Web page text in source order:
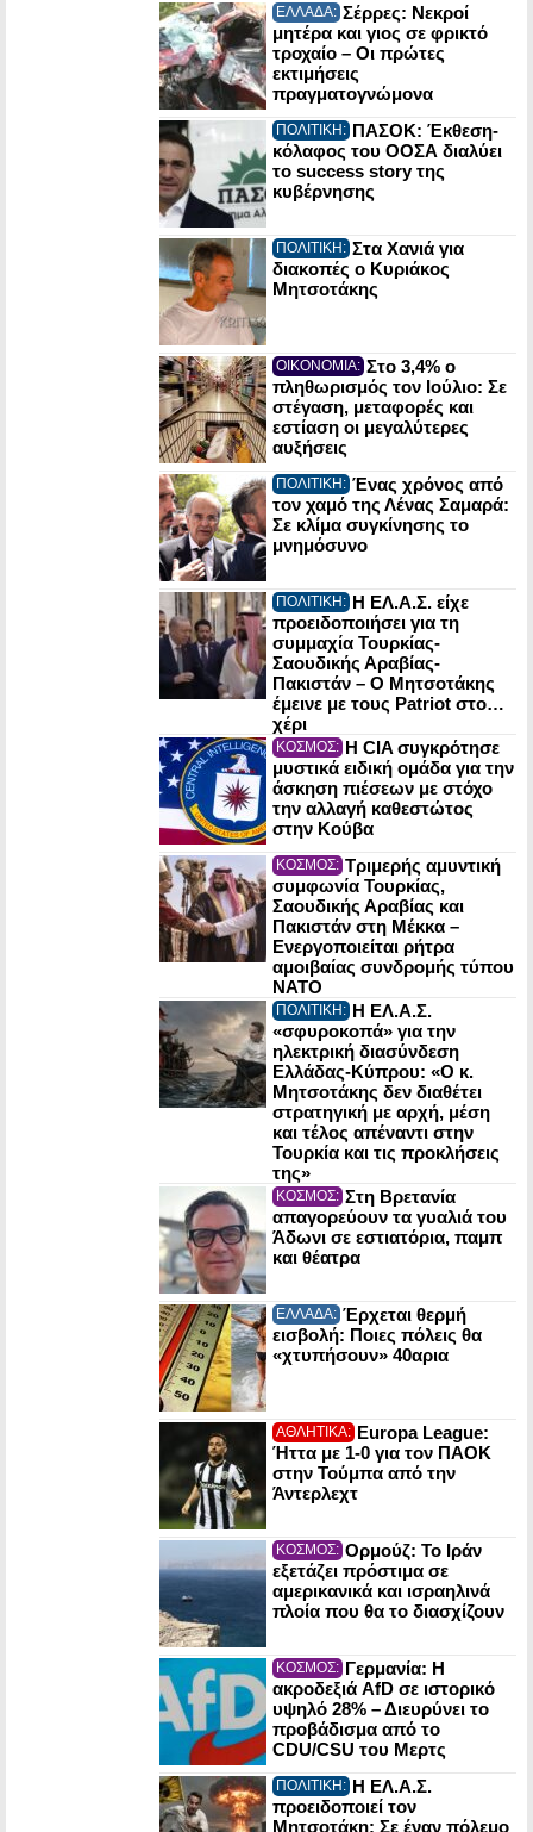
ΕΛΛΑΔΑ: Σέρρες: Νεκροί
μητέρα και γιος σε φρικτό
τροχαίο – Οι πρώτες
εκτιμήσεις
πραγματογνώμονα
ΠΟΛΙΤΙΚΗ: ΠΑΣΟΚ: Έκθεση-
κόλαφος του ΟΟΣΑ διαλύει
το success story της
κυβέρνησης
ΠΟΛΙΤΙΚΗ: Στα Χανιά για
διακοπές ο Κυριάκος
Μητσοτάκης
ΟΙΚΟΝΟΜΙΑ: Στο 3,4% ο
πληθωρισμός τον Ιούλιο: Σε
στέγαση, μεταφορές και
εστίαση οι μεγαλύτερες
αυξήσεις
ΠΟΛΙΤΙΚΗ: Ένας χρόνος από
τον χαμό της Λένας Σαμαρά:
Σε κλίμα συγκίνησης το
μνημόσυνο
ΠΟΛΙΤΙΚΗ: Η ΕΛ.Α.Σ. είχε
προειδοποιήσει για τη
συμμαχία Τουρκίας-
Σαουδικής Αραβίας-
Πακιστάν – Ο Μητσοτάκης
έμεινε με τους Patriot στο…
χέρι
ΚΟΣΜΟΣ: Η CIA συγκρότησε
μυστικά ειδική ομάδα για την
άσκηση πιέσεων με στόχο
την αλλαγή καθεστώτος
στην Κούβα
ΚΟΣΜΟΣ: Τριμερής αμυντική
συμφωνία Τουρκίας,
Σαουδικής Αραβίας και
Πακιστάν στη Μέκκα –
Ενεργοποιείται ρήτρα
αμοιβαίας συνδρομής τύπου
NATO
ΠΟΛΙΤΙΚΗ: Η ΕΛ.Α.Σ.
«σφυροκοπά» για την
ηλεκτρική διασύνδεση
Ελλάδας-Κύπρου: «Ο κ.
Μητσοτάκης δεν διαθέτει
στρατηγική με αρχή, μέση
και τέλος απέναντι στην
Τουρκία και τις προκλήσεις
της»
ΚΟΣΜΟΣ: Στη Βρετανία
απαγορεύουν τα γυαλιά του
Άδωνι σε εστιατόρια, παμπ
και θέατρα
ΕΛΛΑΔΑ: Έρχεται θερμή
εισβολή: Ποιες πόλεις θα
«χτυπήσουν» 40αρια
ΑΘΛΗΤΙΚΑ: Europa League:
Ήττα με 1-0 για τον ΠΑΟΚ
στην Τούμπα από την
Άντερλεχτ
ΚΟΣΜΟΣ: Ορμούζ: Το Ιράν
εξετάζει πρόστιμα σε
αμερικανικά και ισραηλινά
πλοία που θα το διασχίζουν
ΚΟΣΜΟΣ: Γερμανία: Η
ακροδεξιά AfD σε ιστορικό
υψηλό 28% – Διευρύνει το
προβάδισμα από το
CDU/CSU του Μερτς
ΠΟΛΙΤΙΚΗ: Η ΕΛ.Α.Σ.
προειδοποιεί τον
Μητσοτάκη: Σε έναν πόλεμο